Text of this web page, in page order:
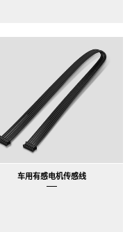
车用有感电机传感线